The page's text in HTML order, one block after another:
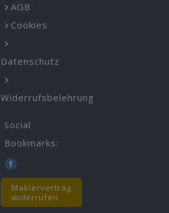
AGB
Cookies
Datenschutz
Widerrufsbelehrung
Social
Bookmarks:
Maklervertrag
widerrufen